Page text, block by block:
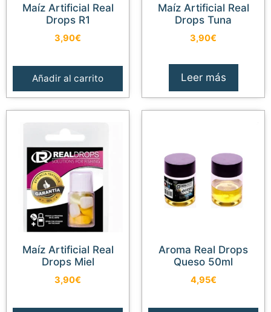
Maíz Artificial Real
Drops R1
3,90€
Añadir al carrito
Maíz Artificial Real
Drops Tuna
3,90€
Leer más
Maíz Artificial Real
Drops Miel
3,90€
Aroma Real Drops
Queso 50ml
4,95€